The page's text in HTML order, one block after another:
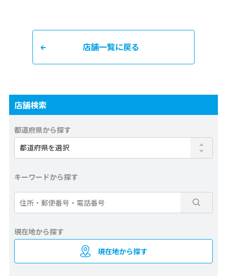
店舗一覧に戻る
店舗検索
都道府県から探す
キーワードから探す
現在地から探す
現在地から探す